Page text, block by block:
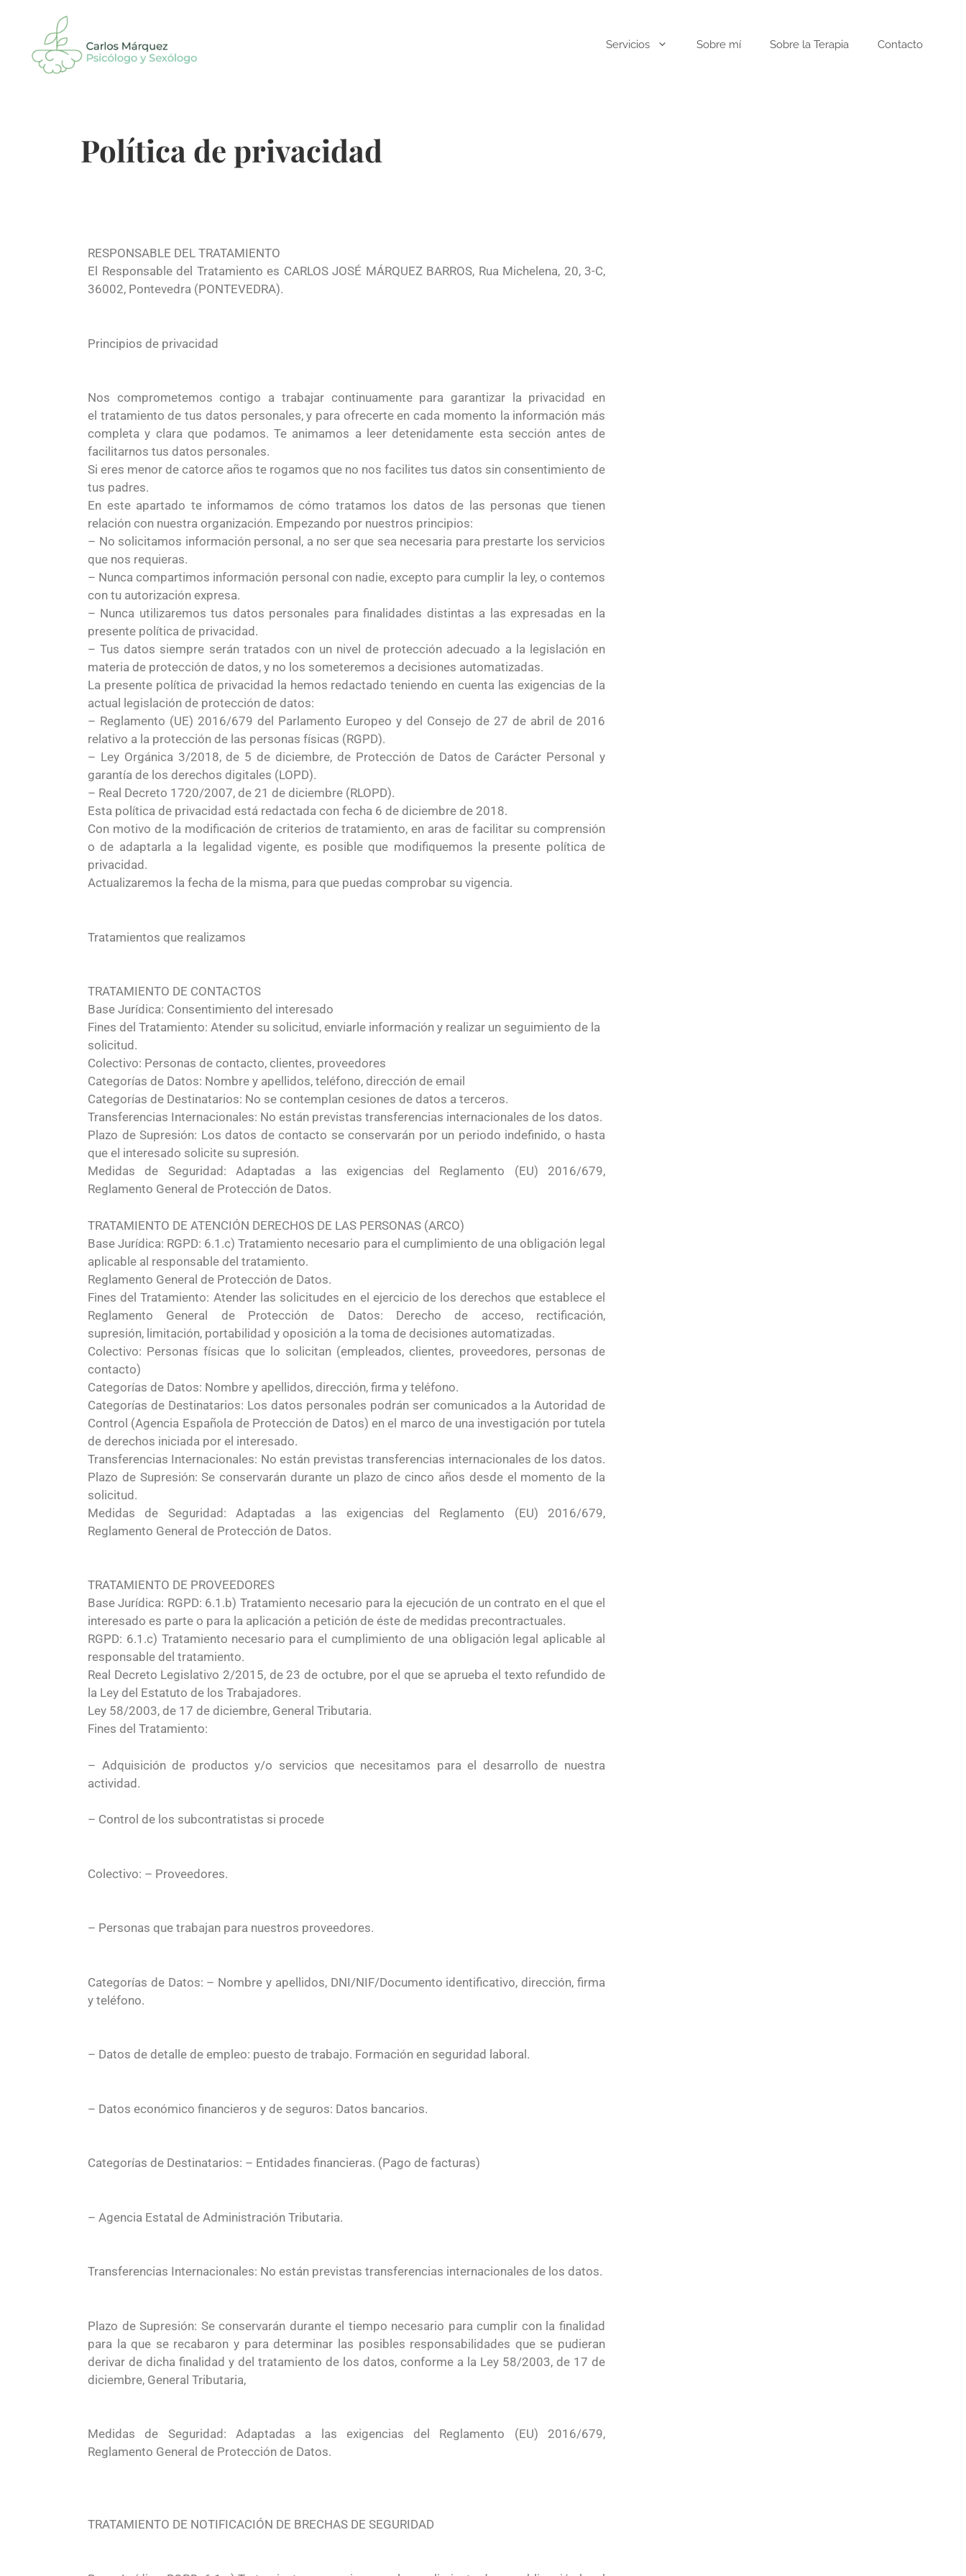
Servicios Sobre mí Sobre la Terapia Contacto
Política de privacidad
RESPONSABLE DEL TRATAMIENTO
El Responsable del Tratamiento es CARLOS JOSÉ MÁRQUEZ BARROS, Rua Michelena, 20, 3-C,
36002, Pontevedra (PONTEVEDRA).
Principios de privacidad
Nos comprometemos contigo a trabajar continuamente para garantizar la privacidad en
el tratamiento de tus datos personales, y para ofrecerte en cada momento la información más
completa y clara que podamos. Te animamos a leer detenidamente esta sección antes de
facilitarnos tus datos personales.
Si eres menor de catorce años te rogamos que no nos facilites tus datos sin consentimiento de
tus padres.
En este apartado te informamos de cómo tratamos los datos de las personas que tienen
relación con nuestra organización. Empezando por nuestros principios:
– No solicitamos información personal, a no ser que sea necesaria para prestarte los servicios
que nos requieras.
– Nunca compartimos información personal con nadie, excepto para cumplir la ley, o contemos
con tu autorización expresa.
– Nunca utilizaremos tus datos personales para finalidades distintas a las expresadas en la
presente política de privacidad.
– Tus datos siempre serán tratados con un nivel de protección adecuado a la legislación en
materia de protección de datos, y no los someteremos a decisiones automatizadas.
La presente política de privacidad la hemos redactado teniendo en cuenta las exigencias de la
actual legislación de protección de datos:
– Reglamento (UE) 2016/679 del Parlamento Europeo y del Consejo de 27 de abril de 2016
relativo a la protección de las personas físicas (RGPD).
– Ley Orgánica 3/2018, de 5 de diciembre, de Protección de Datos de Carácter Personal y
garantía de los derechos digitales (LOPD).
– Real Decreto 1720/2007, de 21 de diciembre (RLOPD).
Esta política de privacidad está redactada con fecha 6 de diciembre de 2018.
Con motivo de la modificación de criterios de tratamiento, en aras de facilitar su comprensión
o de adaptarla a la legalidad vigente, es posible que modifiquemos la presente política de
privacidad.
Actualizaremos la fecha de la misma, para que puedas comprobar su vigencia.
Tratamientos que realizamos
TRATAMIENTO DE CONTACTOS
Base Jurídica: Consentimiento del interesado
Fines del Tratamiento: Atender su solicitud, enviarle información y realizar un seguimiento de la
solicitud.
Colectivo: Personas de contacto, clientes, proveedores
Categorías de Datos: Nombre y apellidos, teléfono, dirección de email
Categorías de Destinatarios: No se contemplan cesiones de datos a terceros.
Transferencias Internacionales: No están previstas transferencias internacionales de los datos.
Plazo de Supresión: Los datos de contacto se conservarán por un periodo indefinido, o hasta
que el interesado solicite su supresión.
Medidas de Seguridad: Adaptadas a las exigencias del Reglamento (EU) 2016/679,
Reglamento General de Protección de Datos.
TRATAMIENTO DE ATENCIÓN DERECHOS DE LAS PERSONAS (ARCO)
Base Jurídica: RGPD: 6.1.c) Tratamiento necesario para el cumplimiento de una obligación legal
aplicable al responsable del tratamiento.
Reglamento General de Protección de Datos.
Fines del Tratamiento: Atender las solicitudes en el ejercicio de los derechos que establece el
Reglamento General de Protección de Datos: Derecho de acceso, rectificación,
supresión, limitación, portabilidad y oposición a la toma de decisiones automatizadas.
Colectivo: Personas físicas que lo solicitan (empleados, clientes, proveedores, personas de
contacto)
Categorías de Datos: Nombre y apellidos, dirección, firma y teléfono.
Categorías de Destinatarios: Los datos personales podrán ser comunicados a la Autoridad de
Control (Agencia Española de Protección de Datos) en el marco de una investigación por tutela
de derechos iniciada por el interesado.
Transferencias Internacionales: No están previstas transferencias internacionales de los datos.
Plazo de Supresión: Se conservarán durante un plazo de cinco años desde el momento de la
solicitud.
Medidas de Seguridad: Adaptadas a las exigencias del Reglamento (EU) 2016/679,
Reglamento General de Protección de Datos.
TRATAMIENTO DE PROVEEDORES
Base Jurídica: RGPD: 6.1.b) Tratamiento necesario para la ejecución de un contrato en el que el
interesado es parte o para la aplicación a petición de éste de medidas precontractuales.
RGPD: 6.1.c) Tratamiento necesario para el cumplimiento de una obligación legal aplicable al
responsable del tratamiento.
Real Decreto Legislativo 2/2015, de 23 de octubre, por el que se aprueba el texto refundido de
la Ley del Estatuto de los Trabajadores.
Ley 58/2003, de 17 de diciembre, General Tributaria.
Fines del Tratamiento:
– Adquisición de productos y/o servicios que necesitamos para el desarrollo de nuestra
actividad.
– Control de los subcontratistas si procede
Colectivo: – Proveedores.
– Personas que trabajan para nuestros proveedores.
Categorías de Datos: – Nombre y apellidos, DNI/NIF/Documento identificativo, dirección, firma
y teléfono.
– Datos de detalle de empleo: puesto de trabajo. Formación en seguridad laboral.
– Datos económico financieros y de seguros: Datos bancarios.
Categorías de Destinatarios: – Entidades financieras. (Pago de facturas)
– Agencia Estatal de Administración Tributaria.
Transferencias Internacionales: No están previstas transferencias internacionales de los datos.
Plazo de Supresión: Se conservarán durante el tiempo necesario para cumplir con la finalidad
para la que se recabaron y para determinar las posibles responsabilidades que se pudieran
derivar de dicha finalidad y del tratamiento de los datos, conforme a la Ley 58/2003, de 17 de
diciembre, General Tributaria,
Medidas de Seguridad: Adaptadas a las exigencias del Reglamento (EU) 2016/679,
Reglamento General de Protección de Datos.
TRATAMIENTO DE NOTIFICACIÓN DE BRECHAS DE SEGURIDAD